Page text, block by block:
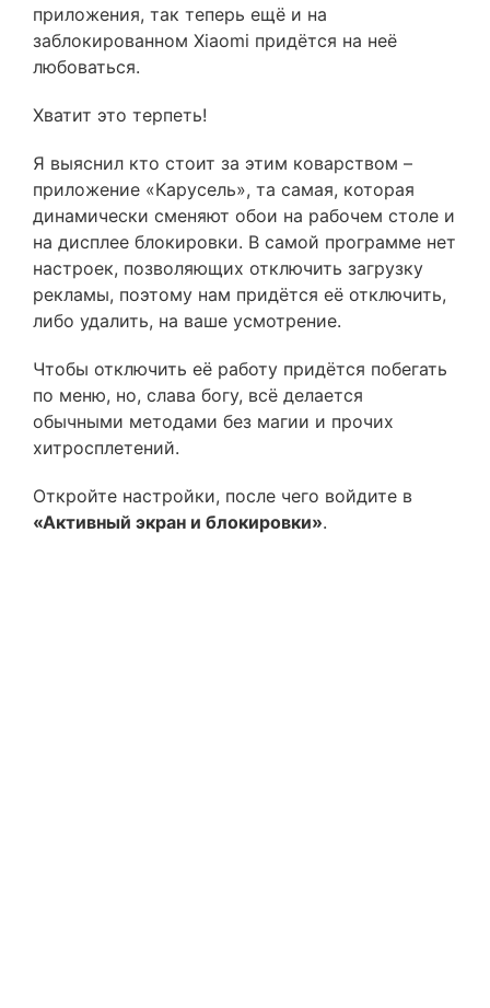
приложения, так теперь ещё и на
заблокированном Xiaomi придётся на неё
любоваться.
Хватит это терпеть!
Я выяснил кто стоит за этим коварством –
приложение «Карусель», та самая, которая
динамически сменяют обои на рабочем столе и
на дисплее блокировки. В самой программе нет
настроек, позволяющих отключить загрузку
рекламы, поэтому нам придётся её отключить,
либо удалить, на ваше усмотрение.
Чтобы отключить её работу придётся побегать
по меню, но, слава богу, всё делается
обычными методами без магии и прочих
хитросплетений.
Откройте настройки, после чего войдите в
«Активный экран и блокировки».